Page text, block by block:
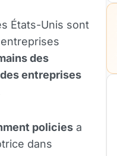
États-Unis sont
des
entreprises
policies a
dans